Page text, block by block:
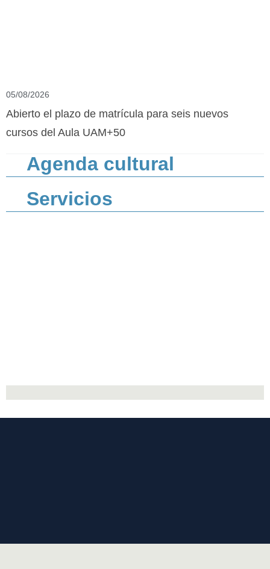
05/08/2026
Abierto el plazo de matrícula para seis nuevos
cursos del Aula UAM+50
Agenda cultural
Servicios